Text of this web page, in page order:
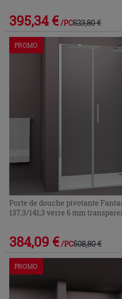
395,34 € /PC523,80 €
PROMO
Porte de douche pivotante
137,3/141,3 verre 6 mm
384,09 € /PC508,80 €
PROMO